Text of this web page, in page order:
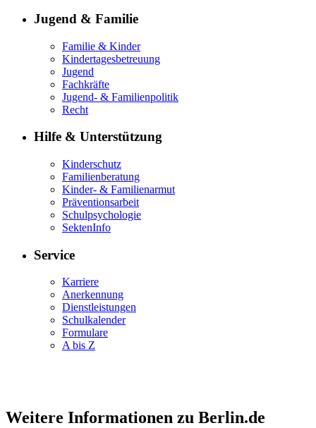
Jugend & Familie
Familie & Kinder
Kindertagesbetreuung
Jugend
Fachkräfte
Jugend- & Familienpolitik
Recht
Hilfe & Unterstützung
Kinderschutz
Familienberatung
Kinder- & Familienarmut
Präventionsarbeit
Schulpsychologie
SektenInfo
Service
Karriere
Anerkennung
Dienstleistungen
Schulkalender
Formulare
A bis Z
Weitere Informationen zu Berlin.de